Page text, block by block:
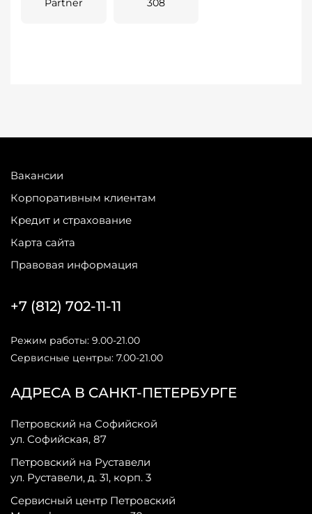
Partner 308
Вакансии
Корпоративным клиентам
Кредит и страхование
Карта сайта
Правовая информация
АДРЕСА В САНКТ-ПЕТЕРБУРГЕ
Петровский на Софийской
ул. Софийская, 87
Петровский на Руставели
ул. Руставели, д. 31, корп. 3
Сервисный центр Петровский
+7 (812) 702-11-11
Режим работы: 9.00-21.00
Сервисные центры: 7.00-21.00